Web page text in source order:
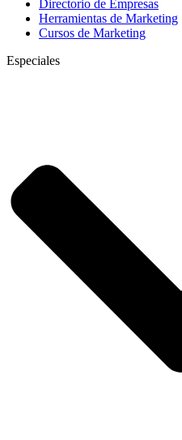
Directorio de Empresas
Herramientas de Marketing
Cursos de Marketing
Especiales